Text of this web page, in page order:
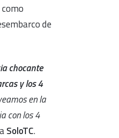
de
chocante
y los 4
en la
con los 4
SoloTC.